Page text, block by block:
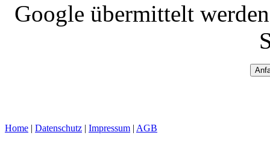
Google übermittelt
Home | Datenschutz | Impressum | AGB